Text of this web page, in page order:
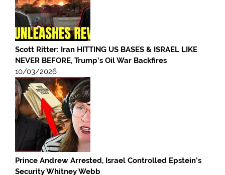
Scott Ritter: Iran HITTING US BASES & ISRAEL LIKE
NEVER BEFORE, Trump’s Oil War Backfires
10/03/2026
Prince Andrew Arrested, Israel Controlled Epstein’s
Security Whitney Webb